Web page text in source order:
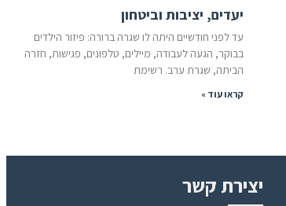
יעדים, יציבות וביטחון
עד לפני חודשיים היתה לו שגרה ברורה: פיזור הילדים
בבוקר, הגעה לעבודה, מיילים, טלפונים, פגישות, חזרה
הביתה, שגרת ערב. רשימת
קראו עוד »
יצירת קשר